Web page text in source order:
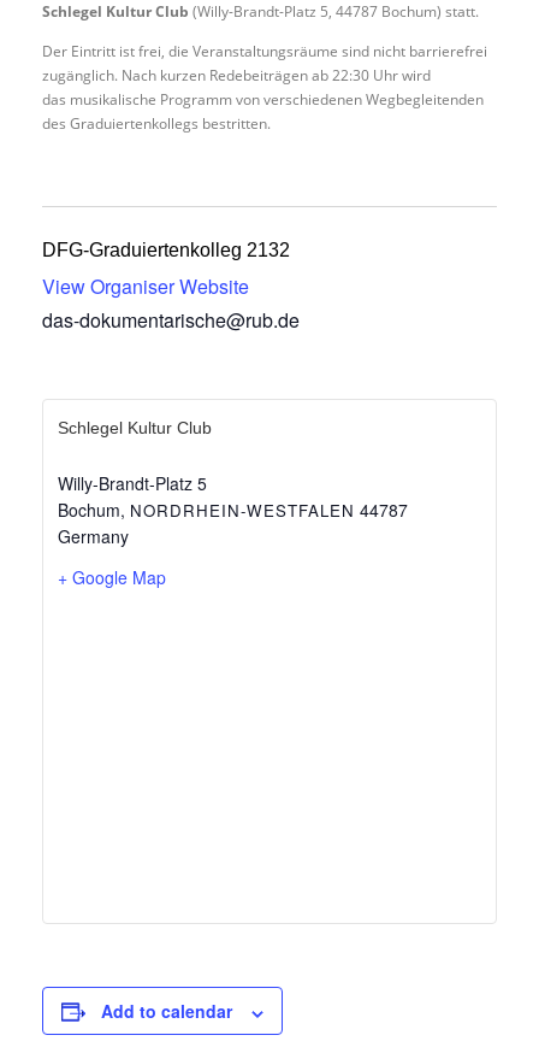
Schlegel Kultur Club (Willy-Brandt-Platz 5, 44787 Bochum) statt.
Der Eintritt ist frei, die Veranstaltungsräume sind nicht barrierefrei
zugänglich. Nach kurzen Redebeiträgen ab 22:30 Uhr wird
das musikalische Programm von verschiedenen Wegbegleitenden
des Graduiertenkollegs bestritten.
DFG-Graduiertenkolleg 2132
View Organiser Website
das-dokumentarische@rub.de
Schlegel Kultur Club
Willy-Brandt-Platz 5
Bochum, NORDRHEIN-WESTFALEN 44787
Germany
+ Google Map
Add to calendar